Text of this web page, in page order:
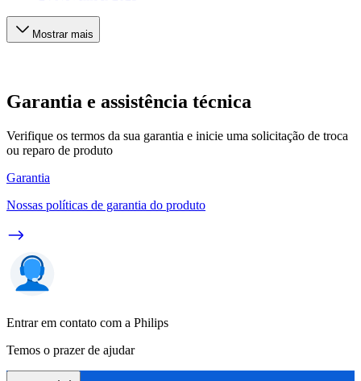
Mostrar mais
Garantia e assistência técnica
Verifique os termos da sua garantia e inicie uma solicitação de troca
ou reparo de produto
Garantia
Nossas políticas de garantia do produto
Entrar em contato com a Philips
Temos o prazer de ajudar